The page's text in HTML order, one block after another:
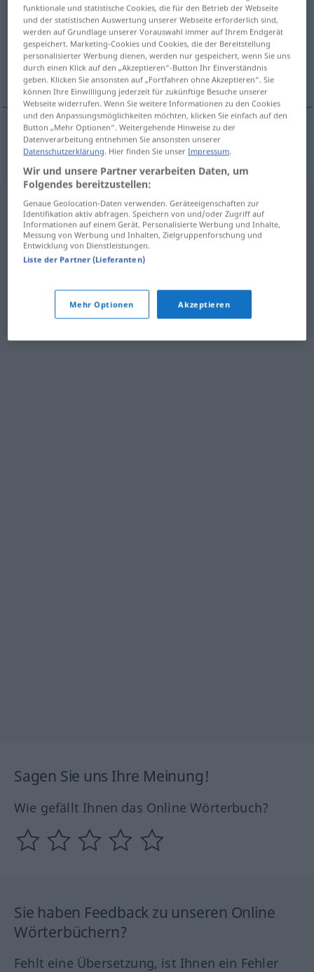
Übersicht aller Übersetzungen
(Für mehr Details die Übersetzung anklicken/antippen)
dickfellig
dickfellig tykhudet
Sagen Sie uns Ihre Meinung!
Wie gefällt Ihnen das Online Wörterbuch?
Sie haben Feedback zu unseren Online
Wörterbüchern?
Fehlt eine Übersetzung, ist Ihnen ein Fehler
funktionale und statistische Cookies, die für den Betrieb der Webseite
und der statistischen Auswertung unserer Webseite erforderlich sind,
werden auf Grundlage unserer Vorauswahl immer auf Ihrem Endgerät
gespeichert. Marketing-Cookies und Cookies, die der Bereitstellung
personalisierter Werbung dienen, werden nur gespeichert, wenn Sie uns
durch einen Klick auf den „Akzeptieren“-Button Ihr Einverständnis
geben. Klicken Sie ansonsten auf „Fortfahren ohne Akzeptieren“. Sie
können Ihre Einwilligung jederzeit für zukünftige Besuche unserer
Webseite widerrufen. Wenn Sie weitere Informationen zu den Cookies
und den Anpassungsmöglichkeiten möchten, klicken Sie einfach auf den
Button „Mehr Optionen“. Weitergehende Hinweise zu der
Datenverarbeitung entnehmen Sie ansonsten unserer
Datenschutzerklärung. Hier finden Sie unserImpressum.
Wir und unsere Partner verarbeiten Daten, um
Folgendes bereitzustellen:
Genaue Geolocation-Daten verwenden. Geräteeigenschaften zur
Identifikation aktiv abfragen. Speichern von und/oder Zugriff auf
Informationen auf einem Gerät. Personalisierte Werbung und Inhalte,
Messung von Werbung und Inhalten, Zielgruppenforschung und
Entwicklung von Dienstleistungen.
Liste der Partner (Lieferanten)
Mehr Optionen Akzeptieren